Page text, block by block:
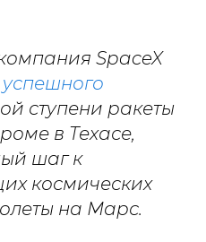
SpaceX
успешного
ступени ракеты
в Техасе,
шаг к
космических
на Марс.